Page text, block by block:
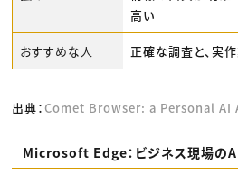
高い
おすすめな人 正確な調査と、実
出典： Comet Browser: a Personal
Microsoft Edge：ビジネス現場の